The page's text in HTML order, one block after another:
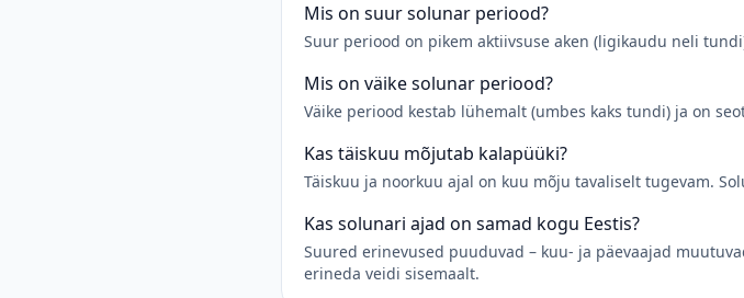
Mis on suur solunar periood?
Suur periood on pikem aktiivsuse aken (ligikaudu neli
Mis on väike solunar periood?
Väike periood kestab lühemalt (umbes kaks tundi) ja on
Kas täiskuu mõjutab kalapüüki?
Täiskuu ja noorkuu ajal on kuu mõju tavaliselt tugevam.
Kas solunari ajad on samad kogu Eestis?
Suured erinevused puuduvad – kuu- ja päevaajad
erineda veidi sisemaalt.